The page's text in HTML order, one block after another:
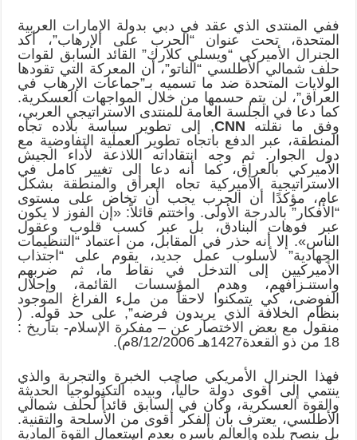
ففي المنتدى الذي عقد في دبي بدولة الإمارات العربية
المتحدة، تحت عنوان “الحرب على الإرهاب”، أكد
الجنرال الأميركي “ويسلي كلارك” القائد السابق لقوات
حلف شمالي الأطلسي “الناتو”، أن المعركة التي تقودها
الولايات المتحدة ضد ما تسميه بـ”جماعات الإرهاب في
العراق”، لن يتم حسمها من خلال المواجهات العسكرية.
كما دعا في الجلسة العامة للمنتدى الاستراتيجي العربي،
وفق ما نقلته CNN, إلى تطوير سياسة بلاده تجاه
المنطقة، عبر الدفع باتجاه تطوير العملية التفاوضية مع
دول الجوار. ثم وجه انتقاداته اللاذعة لأداء الجيش
الأميركي بالعراق، كما أنه دعا إلى تغيير كامل في
الاستراتيجية الأميركية تجاه العراق والمنطقة بشكل
عام، مؤكدًا أن الحرب يجب أن تخاض على مستوى
“الأفكار” بالدرجة الأولى. واختتم قائلاً: «إن الفوز لا يكون
عبر فوهات البنادق، بل عبر كسب قلوب وعقول
الناس». إلا أنه حذر في المقابل، من اعتماد “التنظيمات
الجهادية” لأسلوب عمل جديد، يقوم على “اجتذاب
الأميركيين إلى التدخل في نقاط ما، ثم ضربهم
واستنـزافهم، وهدم المؤسسات القائمة، وإحلال
الفوضى، كي يتمكنوا لاحقاً من ملء الفراغ الموجود
بنظام الخلافة الذي يريدون فرضه”, على حد قوله. (
منقول مع بعض الاختصار عن – مفكرة الإسلام- بتاريخ :
18 من ذو القعدة1427هـ 8/12/2006م).
فهذا الجنرال الأمريكي صاحب الخبرة والتجربة والذي
ينتمي إلى أقوى دولة حالياً، وبيده التكنولوجيا الحديثة
والقوة العسكرية، وكان في السابق قائداً لحلف شمالي
الأطلسي، يعترف بأن الفكر أقوى من الأسلحة والتقنية.
بل ينصح بلده والعالم بأسره بعدم استعمال القوة المادية